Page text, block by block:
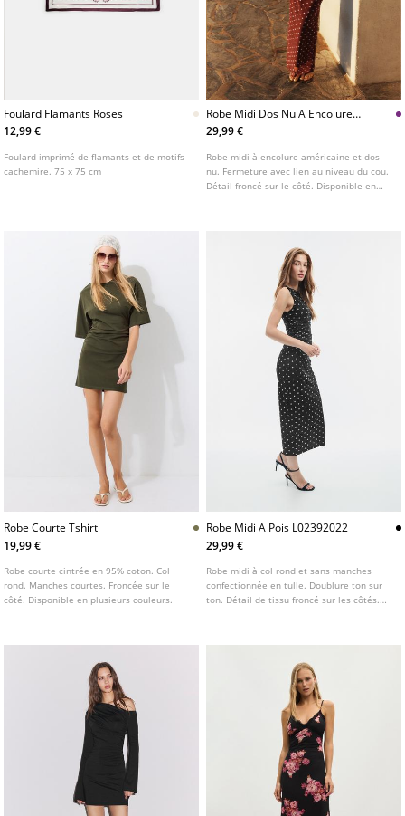
Foulard Flamants Roses
12,99 €
Foulard imprimé de flamants et de motifs
cachemire. 75 x 75 cm
Robe Midi Dos Nu A Encolure
Americaine
29,99 €
Robe midi à encolure américaine et dos
nu. Fermeture avec lien au niveau du cou.
Détail froncé sur le côté. Disponible en
Robe Courte Tshirt
19,99 €
Robe courte cintrée en 95% coton. Col
rond. Manches courtes. Froncée sur le
côté. Disponible en plusieurs couleurs.
Robe Midi A Pois L02392022
29,99 €
Robe midi à col rond et sans manches
confectionnée en tulle. Doublure ton sur
ton. Détail de tissu froncé sur les côtés.